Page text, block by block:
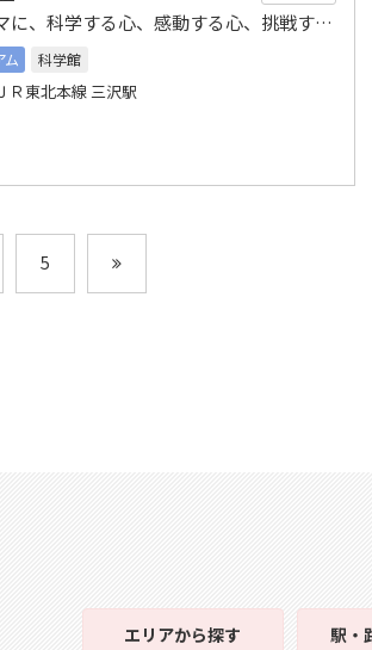
「大空」と「飛翔」をテーマに、科学する心、感動する心、挑戦する心を育む施設です。
ム
科学館
東北本線 三沢駅
5
エリアから探す 駅・